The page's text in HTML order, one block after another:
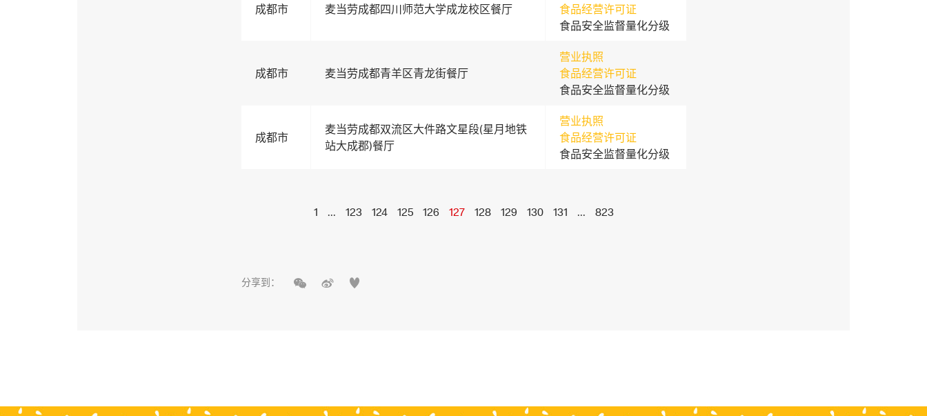
成都市 麦当劳成都四川师范大学成龙校区餐厅
食品经营许可证
食品安全监督量化分级
成都市 麦当劳成都青羊区青龙街餐厅
营业执照
食品经营许可证
食品安全监督量化分级
成都市
麦当劳成都双流区大件路文星段(星月地铁
站大成郡)餐厅
营业执照
食品经营许可证
食品安全监督量化分级
1 ... 123 124 125 126 127 128 129 130 131 ... 823
分享到：   